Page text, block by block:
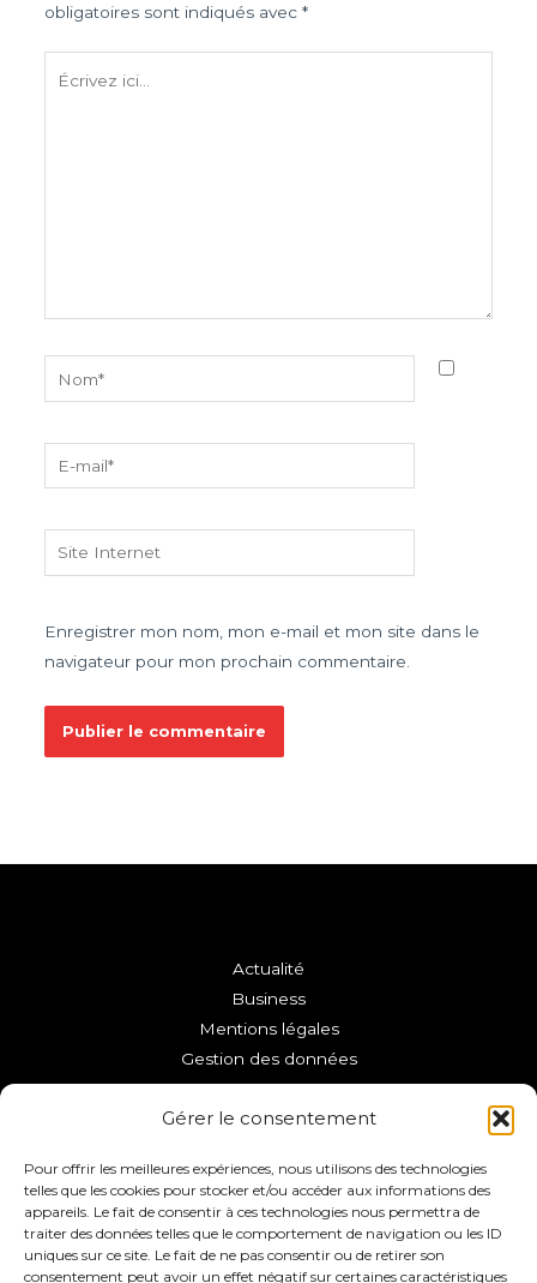
Gérer le consentement
Pour offrir les meilleures expériences, nous utilisons des technologies
telles que les cookies pour stocker et/ou accéder aux informations des
appareils. Le fait de consentir à ces technologies nous permettra de
traiter des données telles que le comportement de navigation ou les ID
uniques sur ce site. Le fait de ne pas consentir ou de retirer son
consentement peut avoir un effet négatif sur certaines caractéristiques
obligatoires sont indiqués avec *
mail*
Site
Internet
Enregistrer mon nom, mon e-mail et mon site dans le
navigateur pour mon prochain commentaire.
Actualité
Business
Mentions légales
Gestion des données